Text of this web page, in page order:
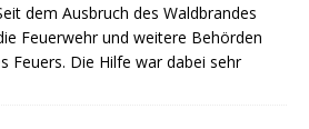
dem Ausbruch des Waldbrandes
Feuerwehr und weitere Behörden
Feuers. Die Hilfe war dabei sehr